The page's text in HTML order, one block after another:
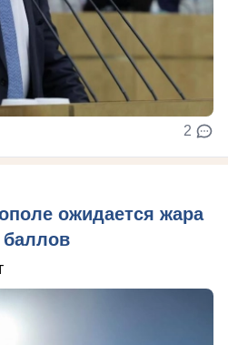
2
ожидается жара
баллов